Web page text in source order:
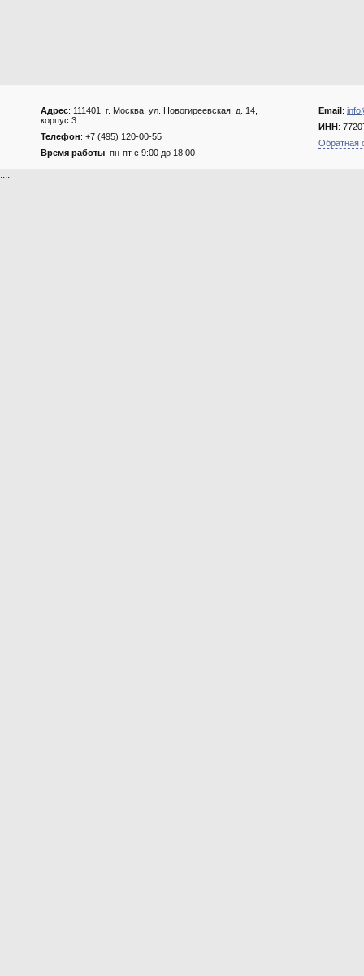
Адрес: 111401, г. Москва, ул. Новогиреевская, д. 14,
корпус 3
Телефон: +7 (495) 120-00-55
Время работы: пн-пт с 9:00 до 18:00
Email:
ИНН:
Обратная
....